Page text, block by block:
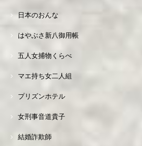
日本のおんな
はやぶさ新八御用帳
五人女捕物くらべ
マエ持ち女二人組
プリズンホテル
女刑事音道貴子
結婚詐欺師